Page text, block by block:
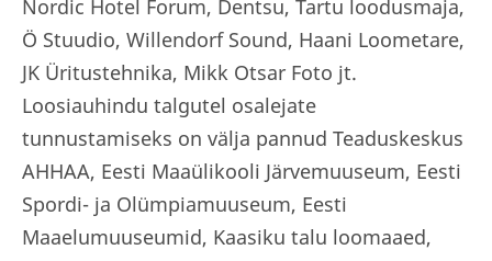
Nordic Hotel Forum, Dentsu, Tartu loodusmaja,
Ö Stuudio, Willendorf Sound, Haani Loometare,
JK Üritustehnika, Mikk Otsar Foto jt.
Loosiauhindu talgutel osalejate
tunnustamiseks on välja pannud Teaduskeskus
AHHAA, Eesti Maaülikooli Järvemuuseum, Eesti
Spordi- ja Olümpiamuuseum, Eesti
Maaelumuuseumid, Kaasiku talu loomaaed,